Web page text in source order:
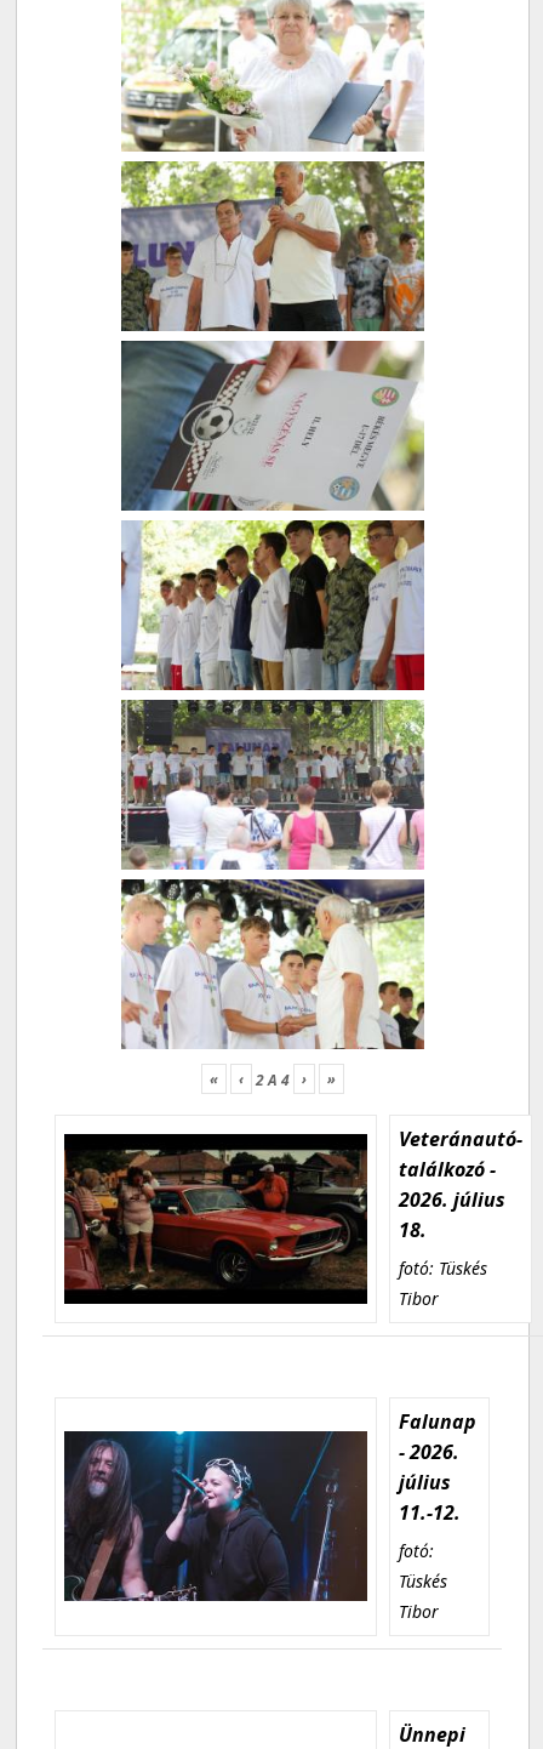
« ‹ 2A 4 › »
Veteránautó-
találkozó -
2026. július
18.
fotó: Tüskés
Tibor
Falunap
- 2026.
július
11.-12.
fotó:
Tüskés
Tibor
Ünnepi